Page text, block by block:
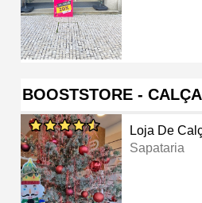
BOOSTSTORE -
Loja De
Sapataria